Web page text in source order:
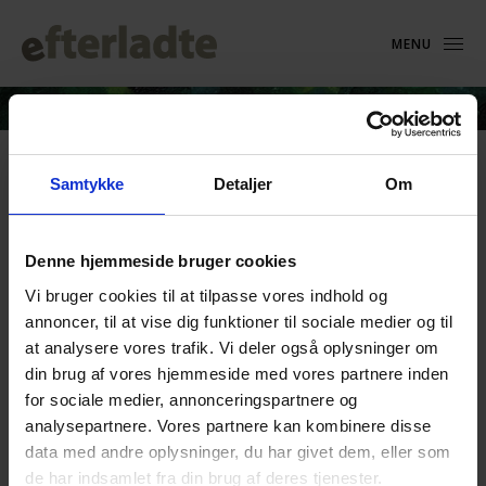
Samtykke Detaljer Om
Denne hjemmeside bruger cookies
Vi bruger cookies til at tilpasse vores indhold og
annoncer, til at vise dig funktioner til sociale medier og til
at analysere vores trafik. Vi deler også oplysninger om
din brug af vores hjemmeside med vores partnere inden
for sociale medier, annonceringspartnere og
analysepartnere. Vores partnere kan kombinere disse
data med andre oplysninger, du har givet dem, eller som
de har indsamlet fra din brug af deres tjenester.
MENU
Indbydelse til Frivilligseminar
– Fredericia
4. april 2017
Landsbestyrelsen indbyder lokalkredsenes bestyrelser og
frivillige hjælpere samt ansatte og frivillige i Frivilligcentre
til frivilligseminar.
Overvejer du at blive frivillig i foreningen, er du også
meget velkommen til at deltage.
Frivilligseminar lørdag den 22. april kl. 10.00 – søndag den